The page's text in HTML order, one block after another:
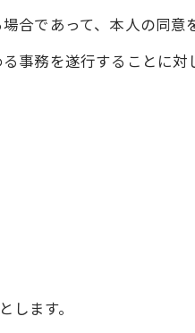
合であって、本人の同意
事務を遂行することに
ます。